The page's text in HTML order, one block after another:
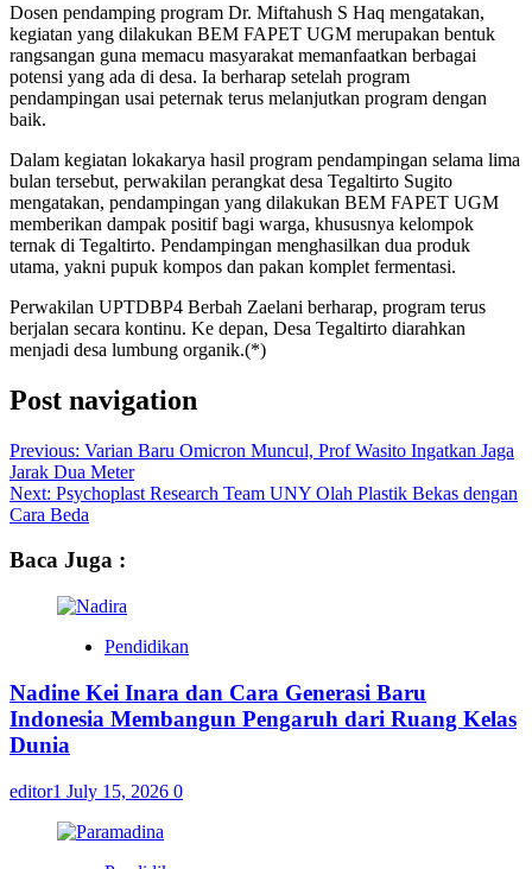
Dosen pendamping program Dr. Miftahush S Haq mengatakan,
kegiatan yang dilakukan BEM FAPET UGM merupakan bentuk
rangsangan guna memacu masyarakat memanfaatkan berbagai
potensi yang ada di desa. Ia berharap setelah program
pendampingan usai peternak terus melanjutkan program dengan
baik.
Dalam kegiatan lokakarya hasil program pendampingan selama lima
bulan tersebut, perwakilan perangkat desa Tegaltirto Sugito
mengatakan, pendampingan yang dilakukan BEM FAPET UGM
memberikan dampak positif bagi warga, khususnya kelompok
ternak di Tegaltirto. Pendampingan menghasilkan dua produk
utama, yakni pupuk kompos dan pakan komplet fermentasi.
Perwakilan UPTDBP4 Berbah Zaelani berharap, program terus
berjalan secara kontinu. Ke depan, Desa Tegaltirto diarahkan
menjadi desa lumbung organik.(*)
Post navigation
Previous: Varian Baru Omicron Muncul, Prof Wasito Ingatkan Jaga
Jarak Dua Meter
Next: Psychoplast Research Team UNY Olah Plastik Bekas dengan
Cara Beda
Baca Juga :
Pendidikan
Nadine Kei Inara dan Cara Generasi Baru
Indonesia Membangun Pengaruh dari Ruang Kelas
Dunia
editor1 July 15, 2026 0